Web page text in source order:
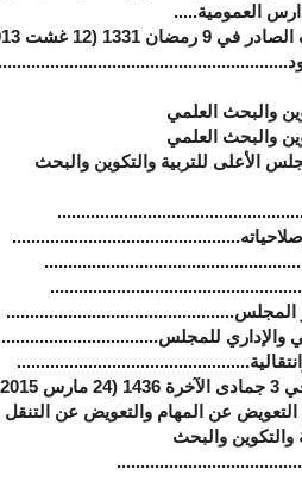
العمومية.....
والبحث العلمي
والبحث العلمي
والبحث
المجلس................................................
والإداري
عن المهام والتعويض عن التنقل
والتكوين والبحث